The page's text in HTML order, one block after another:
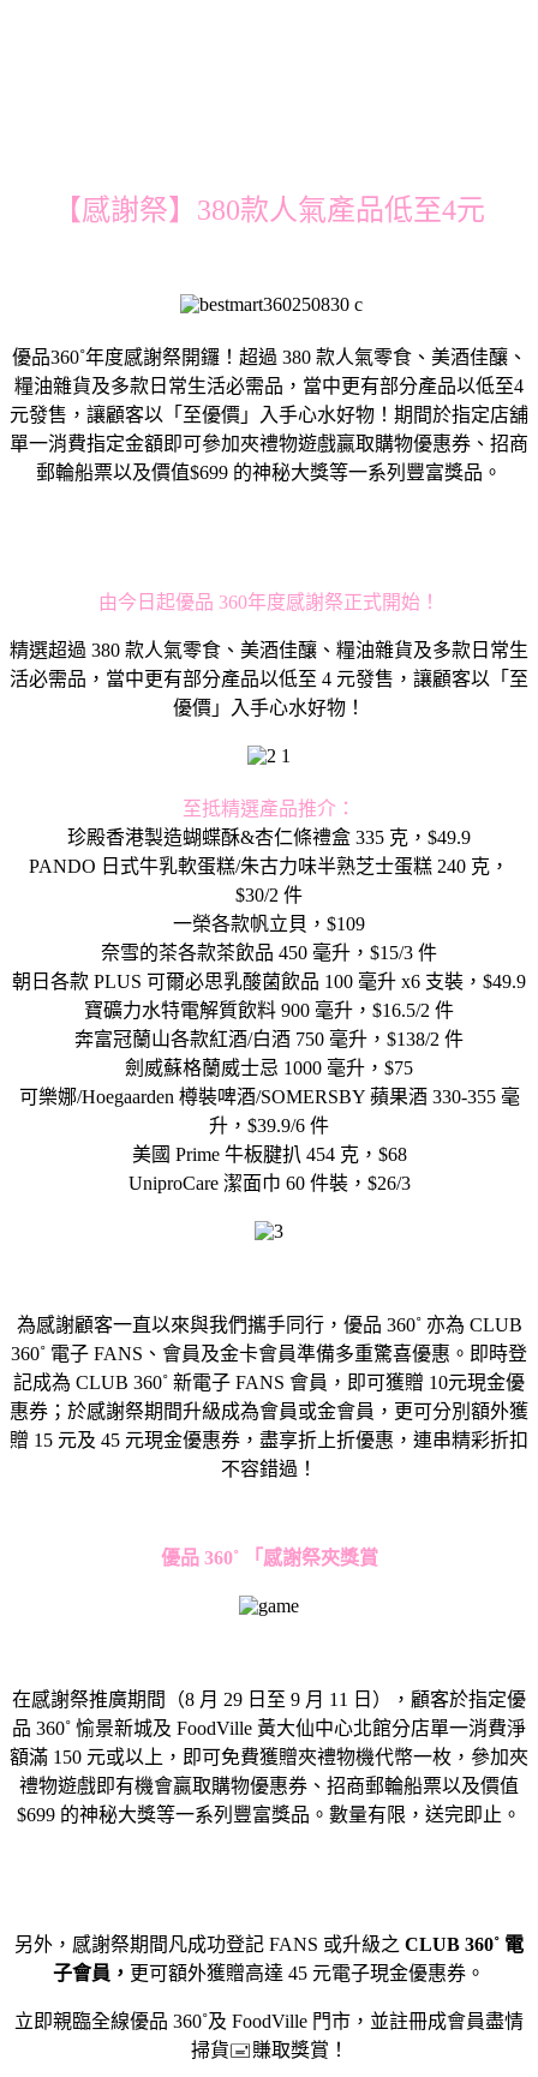
【感謝祭】380款人氣產品低至4元
優品360˚年度感謝祭開鑼！超過 380 款人氣零食、美酒佳釀、
糧油雜貨及多款日常生活必需品，當中更有部分產品以低至4
元發售，讓顧客以「至優價」入手心水好物！期間於指定店舖
單一消費指定金額即可參加夾禮物遊戲贏取購物優惠券、招商
郵輪船票以及價值$699 的神秘大獎等一系列豐富獎品。
由今日起優品 360年度感謝祭正式開始！
精選超過 380 款人氣零食、美酒佳釀、糧油雜貨及多款日常生
活必需品，當中更有部分產品以低至 4 元發售，讓顧客以「至
優價」入手心水好物！
至抵精選產品推介：
珍殿香港製造蝴蝶酥&杏仁條禮盒 335 克，$49.9
PANDO 日式牛乳軟蛋糕/朱古力味半熟芝士蛋糕 240 克，
$30/2 件
一榮各款帆立貝，$109
奈雪的茶各款茶飲品 450 毫升，$15/3 件
朝日各款 PLUS 可爾必思乳酸菌飲品 100 毫升 x6 支裝，$49.9
寶礦力水特電解質飲料 900 毫升，$16.5/2 件
奔富冠蘭山各款紅酒/白酒 750 毫升，$138/2 件
劍威蘇格蘭威士忌 1000 毫升，$75
可樂娜/Hoegaarden 樽裝啤酒/SOMERSBY 蘋果酒 330-355 毫
升，$39.9/6 件
美國 Prime 牛板腱扒 454 克，$68
UniproCare 潔面巾 60 件裝，$26/3
為感謝顧客一直以來與我們攜手同行，優品 360˚ 亦為 CLUB
360˚ 電子 FANS 、會員及金卡會員準備多重驚喜優惠。即時登
記成為 CLUB 360˚ 新電子 FANS 會員，即可獲贈 10元現金優
惠券；於感謝祭期間升級成為會員或金會員，更可分別額外獲
贈 15 元及 45 元現金優惠券，盡享折上折優惠，連串精彩折扣
不容錯過！
優品 360˚ 「感謝祭夾獎賞
在感謝祭推廣期間（8 月 29 日至 9 月 11
日），顧客於指定優
品 360˚ 愉景新城及 FoodVille 黃大仙中心北館分店單一消費淨
額滿 150 元或以上，即可免費獲贈夾禮物機代幣一枚，參加夾
禮物遊戲即有機會贏取購物優惠券、招商郵輪船票以及價值
$699 的神秘大獎等一系列豐富獎品。數量有限，送完即止。
另外，感謝祭期間凡成功登記 FANS 或升級之 CLUB 360˚ 電
子會員， 更可額外獲贈高達 45 元電子現金優惠券。
立即親臨全線優品 360˚及 FoodVille 門市，並註冊成會員盡情
掃貨🖃賺取獎賞！